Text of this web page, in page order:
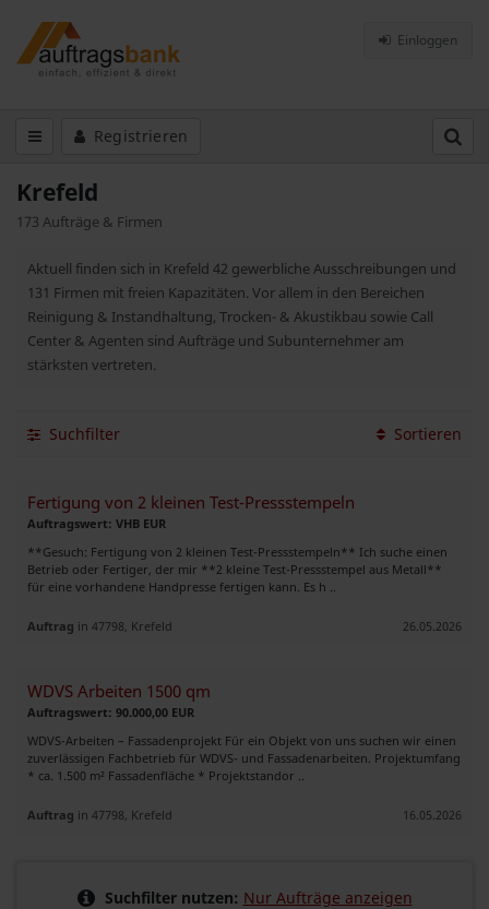
Einloggen
Registrieren
Krefeld
173 Aufträge & Firmen
Aktuell finden sich in Krefeld 42 gewerbliche Ausschreibungen und
131 Firmen mit freien Kapazitäten. Vor allem in den Bereichen
Reinigung & Instandhaltung, Trocken- & Akustikbau sowie Call
Center & Agenten sind Aufträge und Subunternehmer am
stärksten vertreten.
Suchfilter Sortieren
Fertigung von 2 kleinen Test-Pressstempeln
Auftragswert: VHB EUR
**Gesuch: Fertigung von 2 kleinen Test-Pressstempeln** Ich suche einen
Betrieb oder Fertiger, der mir **2 kleine Test-Pressstempel aus Metall**
für eine vorhandene Handpresse fertigen kann. Es h ..
Auftrag in 47798, Krefeld 26.05.2026
WDVS Arbeiten 1500 qm
Auftragswert: 90.000,00 EUR
WDVS-Arbeiten – Fassadenprojekt Für ein Objekt von uns suchen wir einen
zuverlässigen Fachbetrieb für WDVS- und Fassadenarbeiten. Projektumfang
* ca. 1.500 m² Fassadenfläche * Projektstandor ..
Auftrag in 47798, Krefeld 16.05.2026
Suchfilter nutzen: Nur Aufträge anzeigen